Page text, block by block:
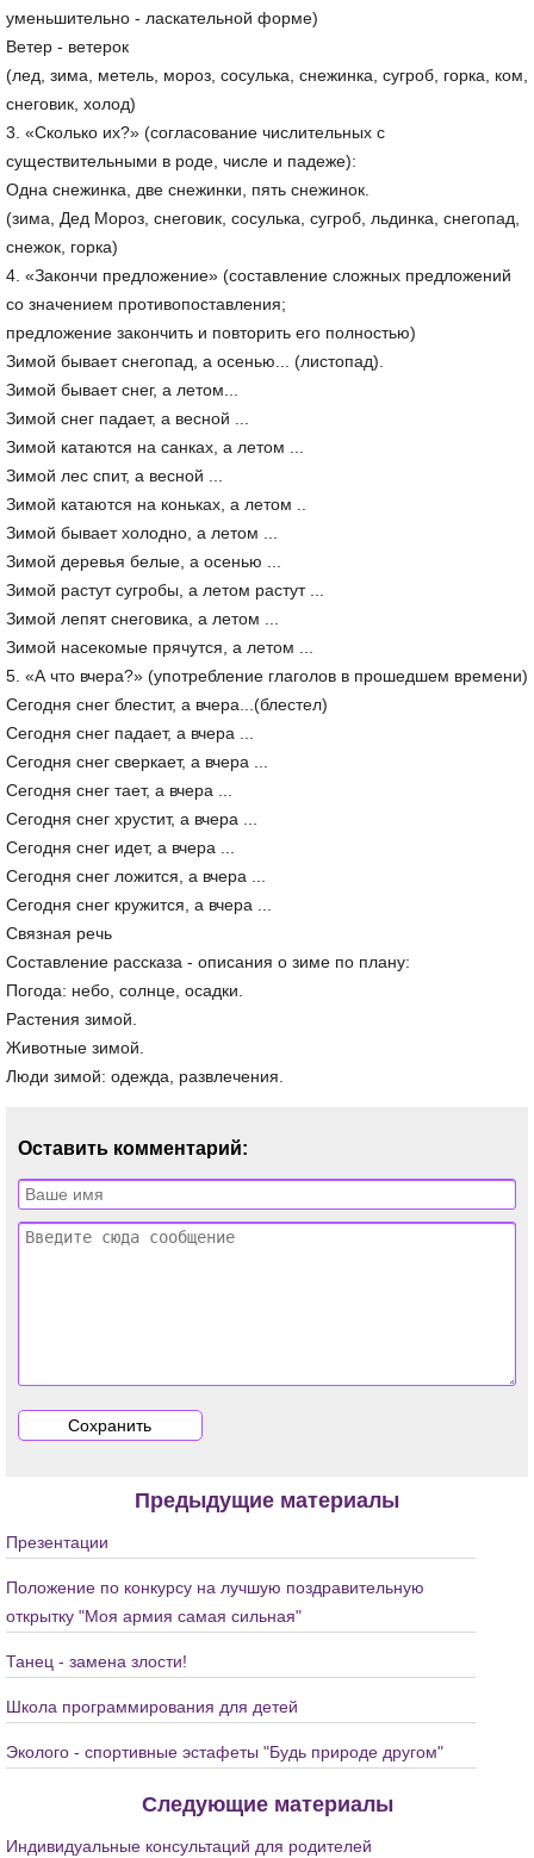
уменьшительно - ласкательной форме)
Ветер - ветерок
(лед, зима, метель, мороз, сосулька, снежинка, сугроб, горка, ком,
снеговик, холод)
3. «Сколько их?» (согласование числительных с
существительными в роде, числе и падеже):
Одна снежинка, две снежинки, пять снежинок.
(зима, Дед Мороз, снеговик, сосулька, сугроб, льдинка, снегопад,
снежок, горка)
4. «Закончи предложение» (составление сложных предложений
со значением противопоставления;
предложение закончить и повторить его полностью)
Зимой бывает снегопад, а осенью... (листопад).
Зимой бывает снег, а летом...
Зимой снег падает, а весной ...
Зимой катаются на санках, а летом ...
Зимой лес спит, а весной ...
Зимой катаются на коньках, а летом ..
Зимой бывает холодно, а летом ...
Зимой деревья белые, а осенью ...
Зимой растут сугробы, а летом растут ...
Зимой лепят снеговика, а летом ...
Зимой насекомые прячутся, а летом ...
5. «А что вчера?» (употребление глаголов в прошедшем времени)
Сегодня снег блестит, а вчера...(блестел)
Сегодня снег падает, а вчера ...
Сегодня снег сверкает, а вчера ...
Сегодня снег тает, а вчера ...
Сегодня снег хрустит, а вчера ...
Сегодня снег идет, а вчера ...
Сегодня снег ложится, а вчера ...
Сегодня снег кружится, а вчера ...
Связная речь
Составление рассказа - описания о зиме по плану:
Погода: небо, солнце, осадки.
Растения зимой.
Животные зимой.
Люди зимой: одежда, развлечения.
Оставить комментарий:
Предыдущие материалы
Презентации
Положение по конкурсу на лучшую поздравительную
открытку "Моя армия самая сильная"
Танец - замена злости!
Школа программирования для детей
Эколого - спортивные эстафеты "Будь природе другом"
Следующие материалы
Индивидуальные консультаций для родителей